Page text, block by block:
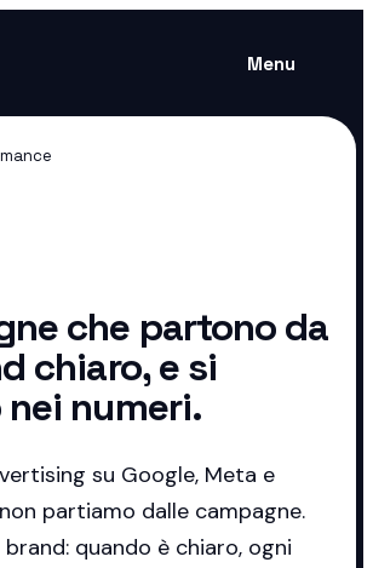
Menu
che partono da
chiaro, e si
numeri.
su Google, Meta e
partiamo dalle campagne.
quando è chiaro, ogni